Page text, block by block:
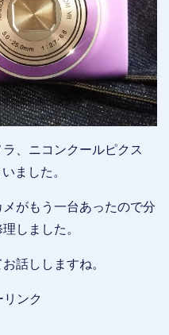
、ニコンクールピクス
ました。
がもう一台あったので分
しました。
話ししますね。
リンク